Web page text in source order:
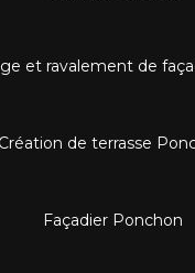
et ravalement de
Création de terrasse
Façadier Ponchon